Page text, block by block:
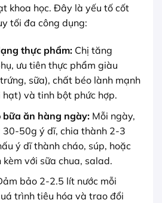
khoa học. Đây là yếu tố cốt
tối đa công dụng:
thực phẩm:Chị tăng
ưu tiên thực phẩm giàu
sữa), chất béo lành mạnh
hạt) và tinh bột phức hợp.
bữa ăn hàng ngày:Mỗi ngày,
30-50g ý dĩ, chia thành 2-3
ý dĩ thành cháo, súp, hoặc
với sữa chua, salad.
bảo 2-2.5 lít nước mỗi
trình tiêu hóa và trao đổi